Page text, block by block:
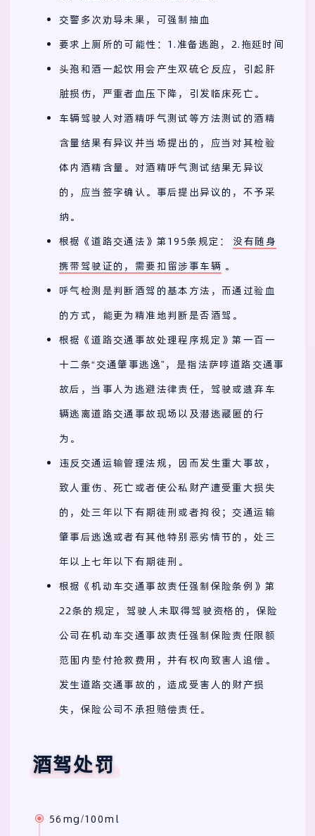
交警多次劝导未果，可强制抽血
要求上厕所的可能性：1.准备逃跑，2.拖延时间
头孢和酒一起饮用会产生双硫仑反应，引起肝
脏损伤，严重者血压下降，引发临床死亡。
车辆驾驶人对酒精呼气测试等方法测试的酒精
含量结果有异议并当场提出的，应当对其检验
体内酒精含量。对酒精呼气测试结果无异议
的，应当签字确认。事后提出异议的，不予采
纳。
根据《道路交通法》第195条规定：
没有随身
携带驾驶证的，需要扣留涉事车辆 。
呼气检测是判断酒驾的基本方法，而通过验血
的方式，能更为精准地判断是否酒驾。
根据《道路交通事故处理程序规定》第一百一
十二条“交通肇事逃逸”，是指法萨哼道路交通事
故后，当事人为逃避法律责任，驾驶或遗弃车
辆逃离道路交通事故现场以及潜逃藏匿的行
为。
违反交通运输管理法规，因而发生重大事故，
致人重伤、死亡或者使公私财产遭受重大损失
的，处三年以下有期徒刑或者拘役；交通运输
肇事后逃逸或者有其他特别恶劣情节的，处三
年以上七年以下有期徒刑。
根据《机动车交通事故责任强制保险条例》第
22条的规定，驾驶人未取得驾驶资格的，保险
公司在机动车交通事故责任强制保险责任限额
范围内垫付抢救费用，并有权向致害人追偿。
发生道路交通事故的，造成受害人的财产损
失，保险公司不承担赔偿责任。
酒驾处罚
56mg/100ml